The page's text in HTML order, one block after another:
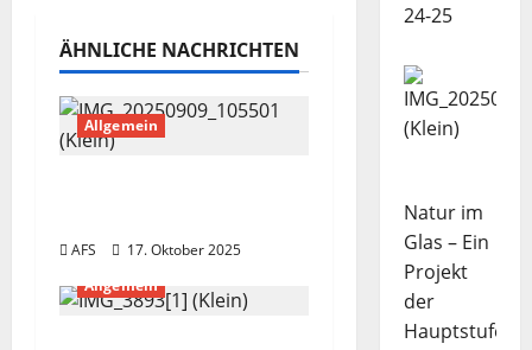
a
g
s
a
v
ÄHNLICHE NACHRICHTEN
Allgemein
AFS
17. Oktober 2025
Allgemein
24-25
Natur im
Glas – Ein
Projekt
der
Hauptstufe